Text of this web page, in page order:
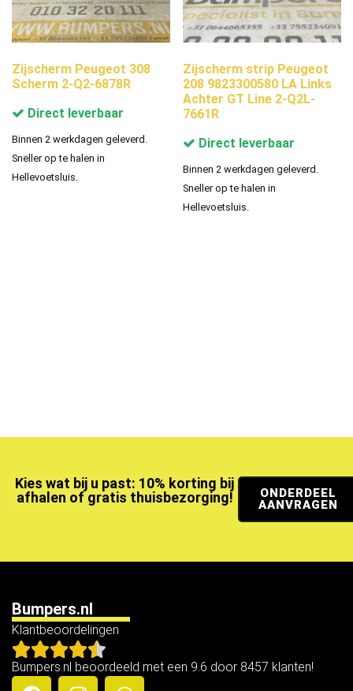
Zijscherm Peugeot 308
Scherm 2-Q2-6878R
Direct leverbaar
Binnen 2 werkdagen geleverd.
Sneller op te halen in
Hellevoetsluis.
Zijscherm strip Peugeot
208 9823300580 LA Links
Achter GT Line 2-Q2L-
7661R
Direct leverbaar
Binnen 2 werkdagen geleverd.
Sneller op te halen in
Hellevoetsluis.
Kies wat bij u past: 10% korting bij
afhalen of gratis thuisbezorging!
ONDERDEEL
AANVRAGEN
Bumpers.nl
Klantbeoordelingen
Bumpers.nl beoordeeld met een 9.6 door 8457 klanten!